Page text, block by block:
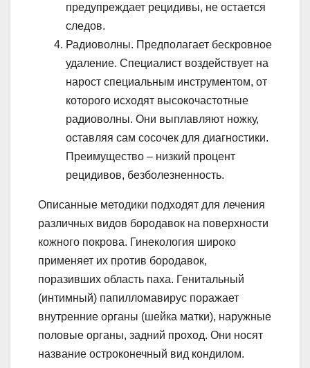
предупреждает рецидивы, не остается
следов.
Радиоволны. Предполагает бескровное
удаление. Специалист воздействует на
нарост специальным инструментом, от
которого исходят высокочастотные
радиоволны. Они выплавляют ножку,
оставляя сам сосочек для диагностики.
Преимущество – низкий процент
рецидивов, безболезненность.
Описанные методики подходят для лечения
различных видов бородавок на поверхности
кожного покрова. Гинекология широко
применяет их против бородавок,
поразивших область паха. Генитальный
(интимный) папилломавирус поражает
внутренние органы (шейка матки), наружные
половые органы, задний проход. Они носят
название остроконечный вид кондилом.